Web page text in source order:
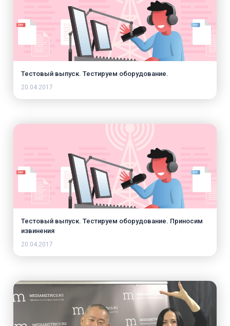
Тестовый выпуск. Тестируем оборудование.
20.04.2017
Тестовый выпуск. Тестируем оборудование. Приносим
извинения
20.04.2017